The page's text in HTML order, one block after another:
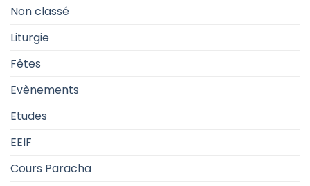
Non classé
Liturgie
Fêtes
Evènements
Etudes
EEIF
Cours Paracha